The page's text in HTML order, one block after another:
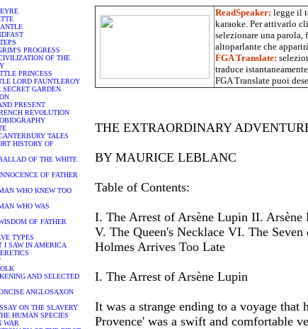
PROGRESS
OF THE
PRINCESS
LORD FAUNTLEROY
SECRET GARDEN
PRESENT
REVOLUTION
TALES
HISTORY OF
OF THE WHITE
OF FATHER
WHO KNEW TOO
WHO WAS
OF FATHER
TYPES
I SAW IN AMERICA
AND SELECTED
ANGLOSAXON
ON THE SLAVERY
HUMAN SPECIES
WAR
ReadSpeaker: legge il
karaoke. Per attivarlo
selezionare una
altoparlante che
FGA Translate:
traduce
FGA Translate puoi
THE EXTRAORDINARY
BY MAURICE LEBLANC
Table of Contents:
I. The Arrest of Arsène Lupin II.
V. The Queen's Necklace VI. The
Holmes Arrives Too Late
I. The Arrest of Arsène Lupin
It was a strange ending to a voyage that
Provence' was a swift and comfortable